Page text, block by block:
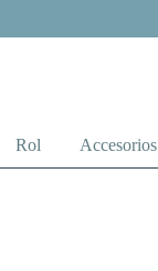
Rol Accesorios